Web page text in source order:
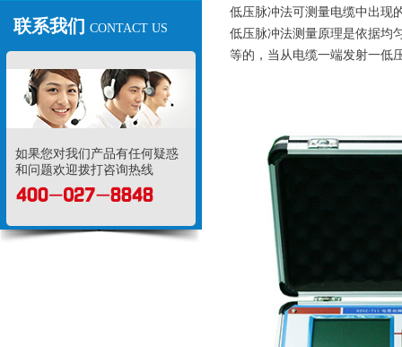
联系我们 CONTACT US
如果您对我们产品有任何疑惑
和问题欢迎拨打咨询热线
低压脉冲法可测量电缆中出现
低压脉冲法测量原理是依据均
等的，当从电缆一端发射一低